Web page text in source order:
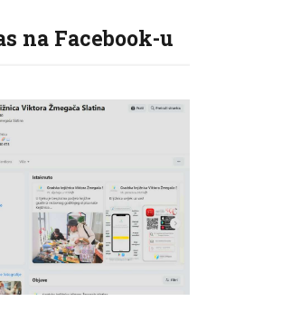
na Facebook-u